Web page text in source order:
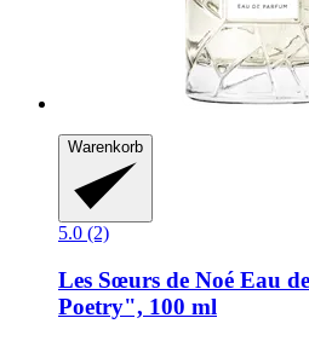
Warenkorb
5.0 (2)
Les Sœurs de Noé Eau
Poetry", 100 ml